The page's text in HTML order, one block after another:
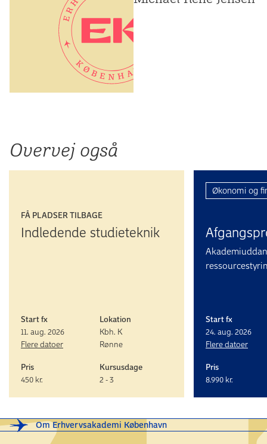
Overvej også
FÅ PLADSER TILBAGE
Indledende studieteknik
Start fx
11. aug. 2026
Flere datoer
Lokation
Kbh. K
Rønne
Pris
450 kr.
Kursusdage
2 - 3
Økonomi og
Start fx
24. aug. 2026
Flere datoer
Pris
8.990 kr.
Om Erhvervsakademi København